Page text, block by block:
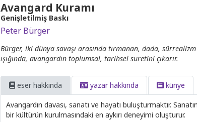
Avangard Kuramı
Genişletilmiş Baskı
Peter Bürger
Bürger, iki dünya savaşı arasında tırmanan, dada,
ışığında, avangardın toplumsal, tarihsel suretini çıkarır.
eser hakkında yazar hakkında künye
Avangardın davası, sanatı ve hayatı buluşturmaktır.
bir kültürün kurulmasındaki en aykırı deneyimi oluşturur.